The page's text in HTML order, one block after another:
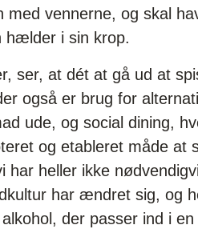
vennerne, og skal
hælder i sin krop.
ser, at dét at gå ud at
også er brug for
ude, og social dining,
og etableret måde at
heller ikke
har ændret sig, og
der passer ind i